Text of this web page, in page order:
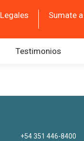
Legales Sumate
Testimonios
+54 351 446-8400